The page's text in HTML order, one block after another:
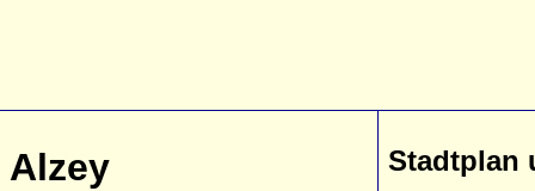
Alzey Stadtplan